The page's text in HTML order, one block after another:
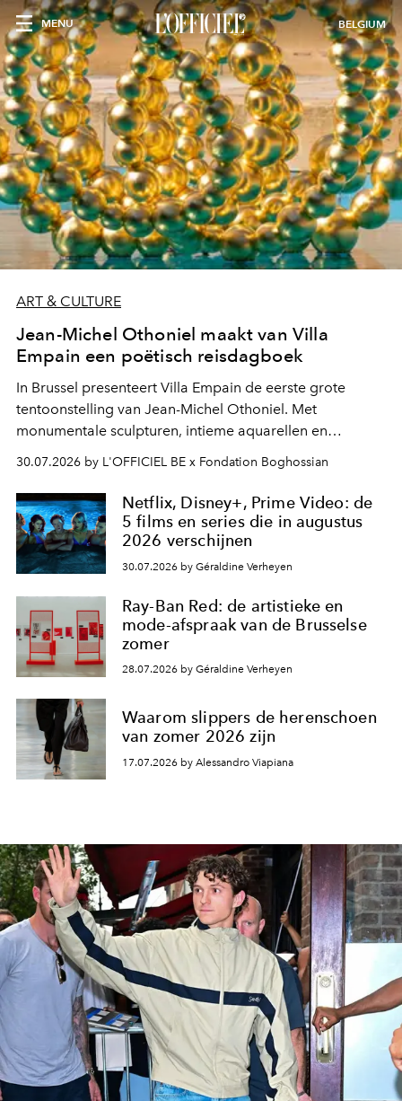
MENU BELGIUM
ART & CULTURE
Jean-Michel Othoniel maakt van Villa
Empain een poëtisch reisdagboek
In Brussel presenteert Villa Empain de eerste grote
tentoonstelling van Jean-Michel Othoniel. Met
monumentale sculpturen, intieme aquarellen en
fonkelend Murano-glas creëert de Franse kunstenaar
een emotionele reis waarin elk werk de herinnering
oproept aan een ontmoeting, een bestemming of een
moment van verwondering.
30.07.2026 by L'OFFICIEL BE x Fondation Boghossian
Netflix, Disney+, Prime Video: de
5 films en series die in augustus
2026 verschijnen
30.07.2026 by Géraldine Verheyen
Ray-Ban Red: de artistieke en
mode-afspraak van de Brusselse
zomer
28.07.2026 by Géraldine Verheyen
Waarom slippers de herenschoen
van zomer 2026 zijn
17.07.2026 by Alessandro Viapiana